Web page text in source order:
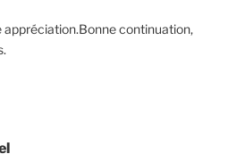
continuation,